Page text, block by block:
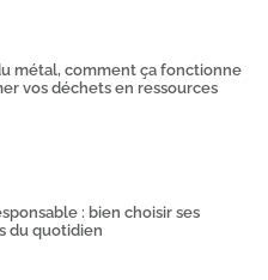
métal, comment ça fonctionne
vos déchets en ressources
: bien choisir ses
du quotidien